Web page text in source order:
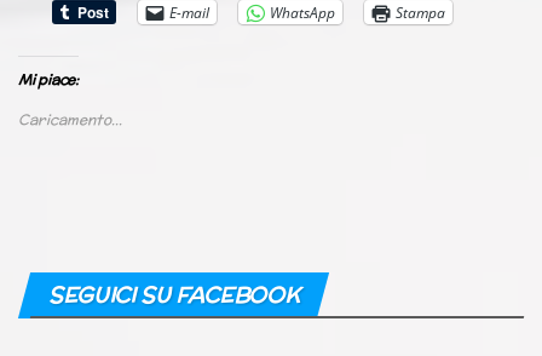
E-mail
WhatsApp Stampa
Mi piace:
Caricamento...
SEGUICI SU FACEBOOK